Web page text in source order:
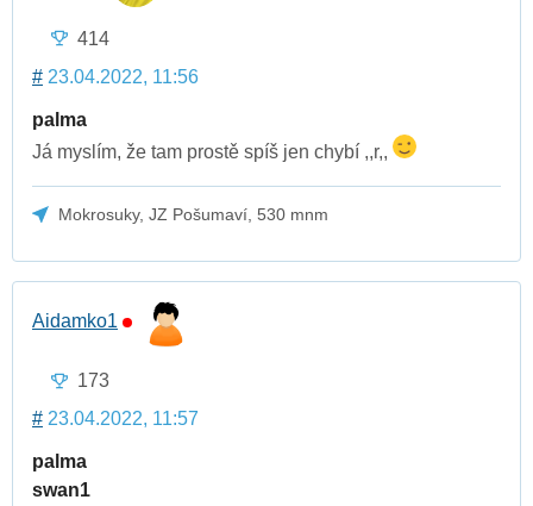
414
# 23.04.2022, 11:56
palma
Já myslím, že tam prostě spíš jen chybí ,,r,,
Mokrosuky, JZ Pošumaví, 530 mnm
Aidamko1
173
# 23.04.2022, 11:57
palma
swan1